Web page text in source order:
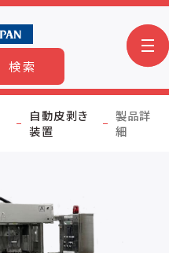
検索
自動皮剥き
装置
製品詳
細